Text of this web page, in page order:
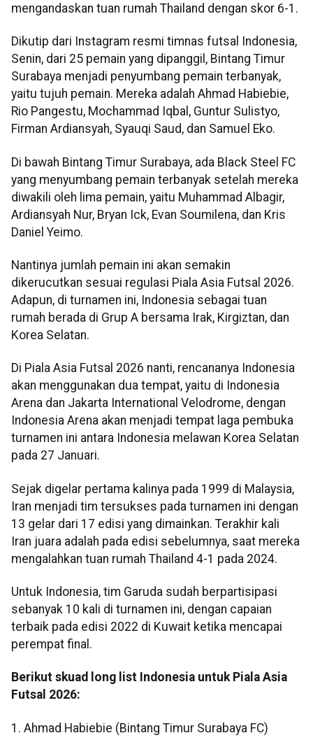
mengandaskan tuan rumah Thailand dengan skor 6-1.
Dikutip dari Instagram resmi timnas futsal Indonesia,
Senin, dari 25 pemain yang dipanggil, Bintang Timur
Surabaya menjadi penyumbang pemain terbanyak,
yaitu tujuh pemain. Mereka adalah Ahmad Habiebie,
Rio Pangestu, Mochammad Iqbal, Guntur Sulistyo,
Firman Ardiansyah, Syauqi Saud, dan Samuel Eko.
Di bawah Bintang Timur Surabaya, ada Black Steel FC
yang menyumbang pemain terbanyak setelah mereka
diwakili oleh lima pemain, yaitu Muhammad Albagir,
Ardiansyah Nur, Bryan Ick, Evan Soumilena, dan Kris
Daniel Yeimo.
Nantinya jumlah pemain ini akan semakin
dikerucutkan sesuai regulasi Piala Asia Futsal 2026.
Adapun, di turnamen ini, Indonesia sebagai tuan
rumah berada di Grup A bersama Irak, Kirgiztan, dan
Korea Selatan.
Di Piala Asia Futsal 2026 nanti, rencananya Indonesia
akan menggunakan dua tempat, yaitu di Indonesia
Arena dan Jakarta International Velodrome, dengan
Indonesia Arena akan menjadi tempat laga pembuka
turnamen ini antara Indonesia melawan Korea Selatan
pada 27 Januari.
Sejak digelar pertama kalinya pada 1999 di Malaysia,
Iran menjadi tim tersukses pada turnamen ini dengan
13 gelar dari 17 edisi yang dimainkan. Terakhir kali
Iran juara adalah pada edisi sebelumnya, saat mereka
mengalahkan tuan rumah Thailand 4-1 pada 2024.
Untuk Indonesia, tim Garuda sudah berpartisipasi
sebanyak 10 kali di turnamen ini, dengan capaian
terbaik pada edisi 2022 di Kuwait ketika mencapai
perempat final.
Berikut skuad long list Indonesia untuk Piala Asia
Futsal 2026:
1. Ahmad Habiebie (Bintang Timur Surabaya FC)